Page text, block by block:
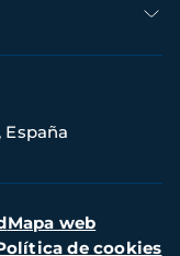
Mapa web
de cookies